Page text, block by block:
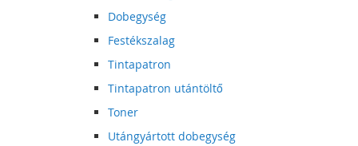
Dobegység
Festékszalag
Tintapatron
Tintapatron utántöltő
Toner
Utángyártott dobegység